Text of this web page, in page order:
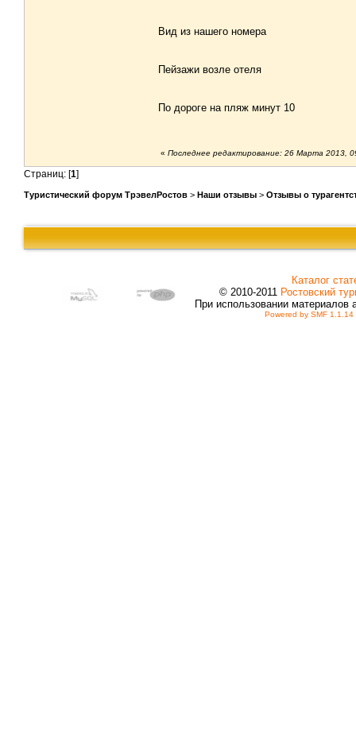
Вид из нашего номера
Пейзажи возле отеля
По дороге на пляж минут 10
« Последнее редактирование: 26 Марта 2013,
Страниц: [1]
Туристический форум ТрэвелРостов > Наши отзывы > Отзывы о
Каталог
© 2010-2011 Ростовский
При использовании материалов
Powered by SMF 1.1.14